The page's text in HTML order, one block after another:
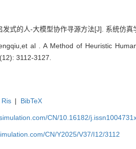
发式的人-大模型协作寻源方法[J]. 系统仿
al . A Method of Heuristic
3112-3127.
Ris | BibTeX
CN/10.16182/
CN/Y2025/V37/I12/3112